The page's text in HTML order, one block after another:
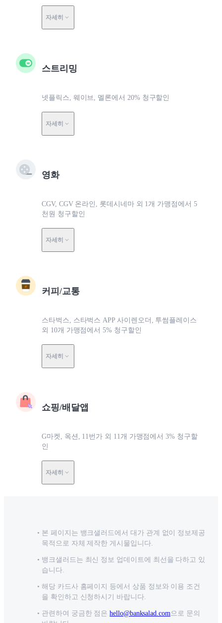
자세히
스트리밍
넷플릭스, 웨이브, 멜론에서 20% 청구할인
자세히
영화
CGV, CGV 온라인, 롯데시네마 외 1개 가맹점에서 5
천원 청구할인
자세히
커피/교통
스타벅스, 스타벅스 APP 사이렌오더, 투썸플레이스
외 10개 가맹점에서 5% 청구할인
자세히
쇼핑/배달앱
G마켓, 옥션, 11번가 외 11개 가맹점에서 3% 청구할
인
자세히
본 페이지는 뱅크샐러드에서 대가 관계 없이 정보제공
목적으로 자체 제작한 게시물입니다.
뱅크샐러드는 최신 정보 업데이트에 최선을 다하고 있
습니다.
해당 카드사 홈페이지 등에서 상품 정보와 이용 조건
을 확인하고 신청하시기 바랍니다.
관련하여 궁금한 점은 hello@banksalad.com으로 문의